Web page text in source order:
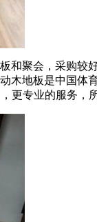
聚会，采购较
木地板是中国体
更专业的服务，